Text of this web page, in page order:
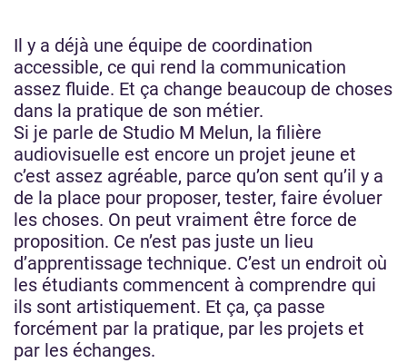
Il y a déjà une équipe de coordination
accessible, ce qui rend la communication
assez fluide. Et ça change beaucoup de choses
dans la pratique de son métier.
Si je parle de Studio M Melun, la filière
audiovisuelle est encore un projet jeune et
c’est assez agréable, parce qu’on sent qu’il y a
de la place pour proposer, tester, faire évoluer
les choses. On peut vraiment être force de
proposition. Ce n’est pas juste un lieu
d’apprentissage technique. C’est un endroit où
les étudiants commencent à comprendre qui
ils sont artistiquement. Et ça, ça passe
forcément par la pratique, par les projets et
par les échanges.